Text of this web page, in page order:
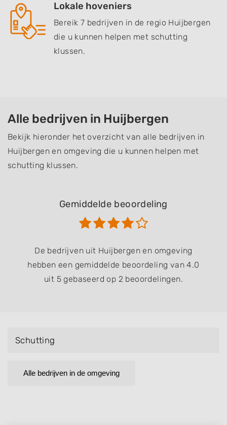
Lokale hoveniers
Bereik 7 bedrijven in de regio Huijbergen
die u kunnen helpen met schutting
klussen.
Alle bedrijven in Huijbergen
Bekijk hieronder het overzicht van alle bedrijven in
Huijbergen en omgeving die u kunnen helpen met
schutting klussen.
Gemiddelde beoordeling
De bedrijven uit Huijbergen en omgeving
hebben een gemiddelde beoordeling van 4.0
uit 5 gebaseerd op 2 beoordelingen.
Schutting
Alle bedrijven in de omgeving